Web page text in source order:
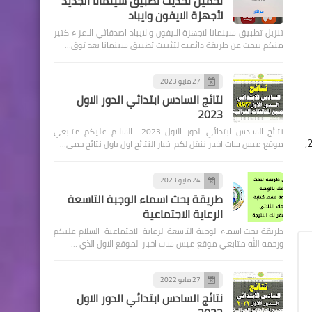
الرعاية الاجتماعية, وزارة العمل والشؤون الاجتماعية, اليكم روابط التقديم على الرعاية الاجتماعية 2022, تقديم راتب الرعاية الاجتماعية 2022,
لأجهزة الايفون وايباد
تنزيل تطبيق سينمانا لاجهزة الايفون والايباد اصدقائي الاعزاء كثير
منكم يبحث عن طريقة دائميه لتثبيت تطبيق سينمانا بعد توق…
27 مايو 2023
نتائج السادس ابتدائي الدور الاول
2023
نتائج السادس ابتدائي الدور الاول 2023 السلام عليكم متابعي
موقع ميس سات اخبار ننقل لكم اخبار النتائج اول باول نتائج جمي…
24 مايو 2023
طريقة بحث اسماء الوجبة التاسعة
الرعاية الاجتماعية
طريقة بحث اسماء الوجبة التاسعة الرعاية الاجتماعية السلام عليكم
ورحمه الله متابعي موقع ميس سات اخبار الموقع الاول الذي …
27 مايو 2022
نتائج السادس ابتدائي الدور الاول
السلف والقروض
(٣،٥٪؜) على حسابات التوفير في
نهاية كل شهر للمواطنين
المودعة اموالهم لدى المصرف
وتحتسب سنويا
اخبار العامة
في الأسواق العراقية
اخبار العامة